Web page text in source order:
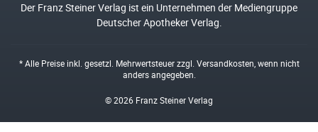
Der Franz Steiner Verlag ist ein Unternehmen der Mediengruppe
Deutscher Apotheker Verlag.
* Alle Preise inkl. gesetzl. Mehrwertsteuer zzgl. Versandkosten , wenn nicht
anders angegeben.
© 2026 Franz Steiner Verlag